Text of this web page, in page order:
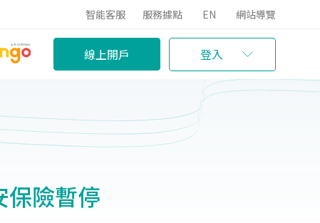
智能客服 服務據點 EN 網站導覽
線上開戶 登入
險暫停